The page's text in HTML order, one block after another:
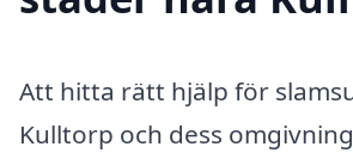
Att hitta rätt hjälp för
Kulltorp och dess